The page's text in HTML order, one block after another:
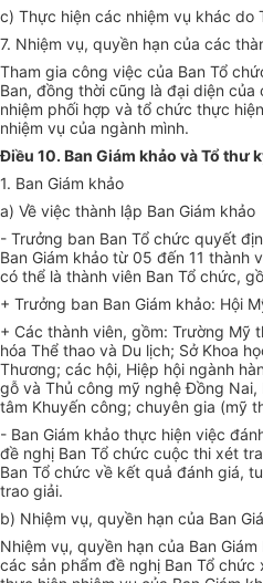
c) Thực hiện các nhiệm vụ khác do
7. Nhiệm vụ, quyền hạn của các
Tham gia công việc của Ban Tổ
Ban, đồng thời cũng là đại diện
nhiệm phối hợp và tổ chức thực hiện
nhiệm vụ của ngành mình.
Điều 10. Ban Giám khảo và Tổ thư
1. Ban Giám khảo
a) Về việc thành lập Ban Giám khảo
- Trưởng ban Ban Tổ chức quyết
Ban Giám khảo từ 05 đến 11 thành
có thể là thành viên Ban Tổ chức,
+ Trưởng ban Ban Giám khảo: Hội
+ Các thành viên, gồm: Trường Mỹ
hóa Thể thao và Du lịch; Sở Khoa
Thương; các hội, Hiệp hội ngành
gỗ và Thủ công mỹ nghệ Đồng
tâm Khuyến công; chuyên gia (mỹ
- Ban Giám khảo thực hiện việc
đề nghị Ban Tổ chức cuộc thi xét
Ban Tổ chức về kết quả đánh giá,
trao giải.
b) Nhiệm vụ, quyền hạn của Ban
Nhiệm vụ, quyền hạn của Ban
các sản phẩm đề nghị Ban Tổ